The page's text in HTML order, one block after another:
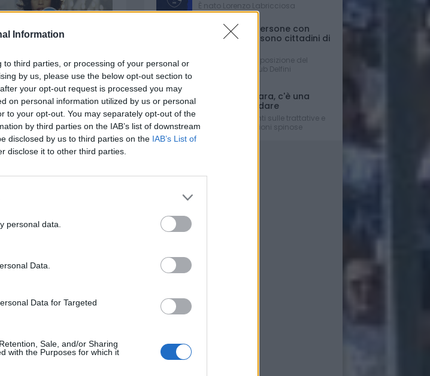
Information
third parties, or processing of your personal or
by us, please use the below opt-out section to
your opt-out request is processed you may
on personal information utilized by us or personal
to your opt-out. You may separately opt-out of the
by third parties on the IAB’s list of downstream
disclosed by us to third parties on the IAB’s List of
disclose it to other third parties.
personal data.
Data.
Data for Targeted
Sale, and/or Sharing
with the Purposes for which it
34’ 2ºT), Bosi, Muzi,
Massini, Giacalone,
Pierangeli, Casile
Panella Matteo
di Tivoli. AMMONITI:
10’ 2ºT (PES).
È nato Lorenzo Labricciosa
Ferrante: "Le persone con
disabilità non sono cittadini di
La dura presa di posizione del
Presidente del Club Delfini
Mercato Pescara, c'è una
difesa da blindare
Gli aggiornamenti sulle trattative e
su alcune situazioni spinose